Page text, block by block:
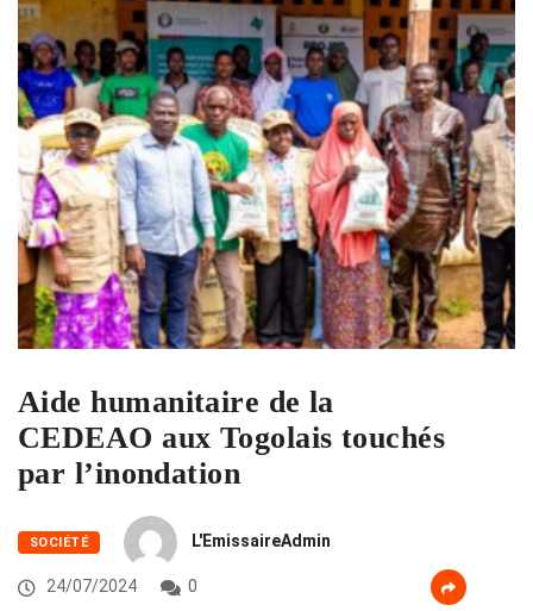
Aide humanitaire de la
CEDEAO aux Togolais touchés
par l’inondation
SOCIÉTÉ L'EmissaireAdmin
24/07/2024 0